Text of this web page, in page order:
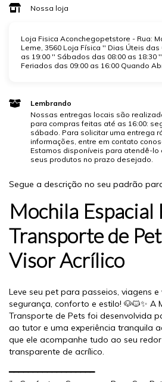
Nossa loja
Loja Fisica Aconchegopetstore - Rua:
Leme, 3560 Loja Física '' Dias Úteis das
as 19:00 '' Sábados das 08:00 as 18:30 ''
Feriados das 09:00 as 16:00 Quando
Lembrando
Nossas entregas locais são
para compras feitas até as 16:00:
sábado. Para solicitar uma entrega
informações, entre em contato
Estamos disponíveis para atendê-lo
seus produtos no prazo desejado.
Segue a descrição no seu padrão
Mochila Espacial
Transporte de
Visor Acrílico
Leve seu pet para passeios, viagens
segurança, conforto e estilo! 🐶🐱✨ A
Transporte de Pets foi desenvolvida
ao tutor e uma experiência tranquila
que ele acompanhe tudo ao seu
transparente de acrílico.
━━━━━━━━━━━━━━━━━━